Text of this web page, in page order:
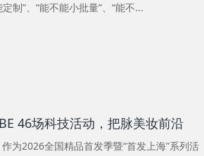
制”、“能不能小批量”、“能不...
46场科技活动，把脉美妆前沿
为2026全国精品首发季暨“首发上海”系列活